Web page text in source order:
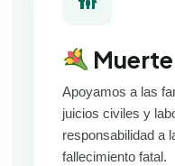
Apoyamos a las
juicios civiles y
responsabilidad a
fallecimiento fatal.